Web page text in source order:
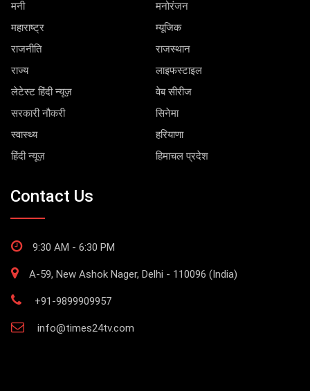
मनी
मनोरंजन
महाराष्ट्र
म्यूजिक
राजनीति
राजस्थान
राज्य
लाइफस्टाइल
लेटेस्ट हिंदी न्यूज़
वेब सीरीज
सरकारी नौकरी
सिनेमा
स्वास्थ्य
हरियाणा
हिंदी न्यूज़
हिमाचल प्रदेश
Contact Us
9:30 AM - 6:30 PM
A-59, New Ashok Nager, Delhi - 110096 (India)
+91-9899909957
info@times24tv.com